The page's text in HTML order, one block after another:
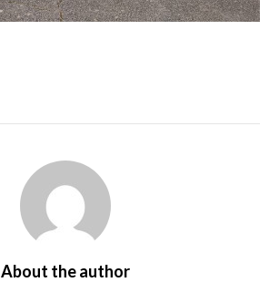
About the author